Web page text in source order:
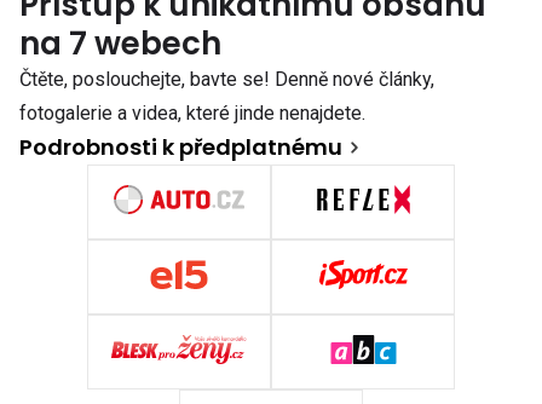
na 7 webech
Čtěte, poslouchejte, bavte se! Denně nové články,
fotogalerie a videa, které jinde nenajdete.
Podrobnosti k předplatnému